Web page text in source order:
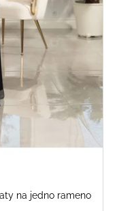
na jedno rameno